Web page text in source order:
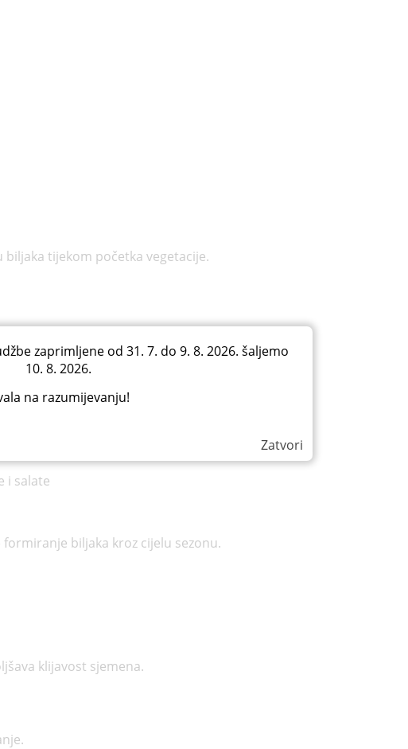
tijekom početka vegetacije.
i salate
biljaka kroz cijelu sezonu.
klijavost sjemena.
Zatvori
zaprimljene od 31. 7. do 9. 8. 2026. šaljemo
10. 8. 2026.
na razumijevanju!